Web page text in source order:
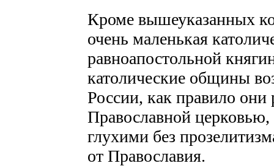
Кроме вышеуказанных
очень маленькая
равноапостольной
католические общины
России, как правило
Православной церковью,
глухими без
от Православия.